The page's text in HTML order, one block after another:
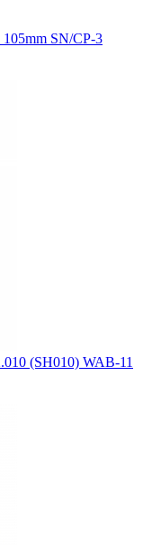
SN/CP-3
(SH010) WAB-11